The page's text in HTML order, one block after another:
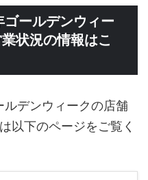
ールデンウィー
状況の情報はこ
デンウィークの店舗
以下のページをご覧く